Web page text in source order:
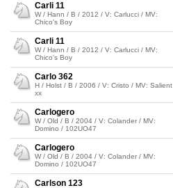
Carli 11
W / Hann / B / 2012 / V: Carlucci / MV:
Chico's Boy
Carli 11
W / Hann / B / 2012 / V: Carlucci / MV:
Chico's Boy
Carlo 362
H / Holst / B / 2006 / V: Cristo / MV: Salient
xx
Carlogero
W / Old / B / 2004 / V: Colander / MV:
Domino / 102UO47
Carlogero
W / Old / B / 2004 / V: Colander / MV:
Domino / 102UO47
Carlson 123